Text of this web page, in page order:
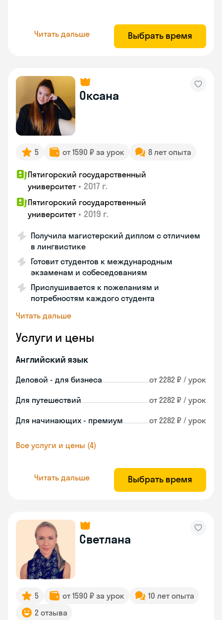
Читать дальше Выбрать время
Оксана
5 от 1590 ₽ за урок 8 лет опыта
Пятигорский государственный
университет • 2017 г.
Пятигорский государственный
университет • 2019 г.
Получила магистерский диплом с отличием
в лингвистике
Готовит студентов к международным
экзаменам и собеседованиям
Прислушивается к пожеланиям и
потребностям каждого студента
Читать дальше
Услуги и цены
Английский язык
Деловой - для бизнеса от 2282 ₽ / урок
Для путешествий от 2282 ₽ / урок
Для начинающих - премиум от 2282 ₽ / урок
Все услуги и цены (4)
Читать дальше Выбрать время
Светлана
5 от 1590 ₽ за урок
10 лет опыта
2 отзыва